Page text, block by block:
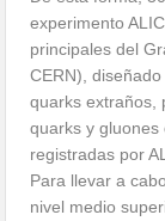
experimento
principales del
CERN),
quarks extraños,
quarks y gluones
registradas por
Para llevar a
nivel medio